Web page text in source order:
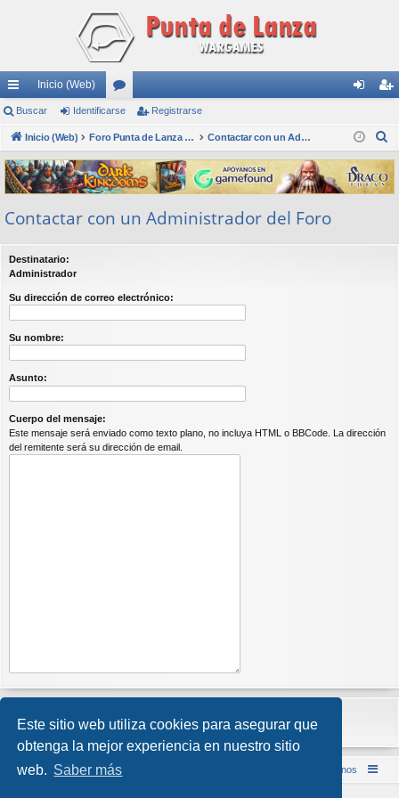
Este sitio web utiliza cookies para asegurar que
obtenga la mejor experiencia en nuestro sitio
web. Saber más
nl
ac
es
rá
pi
do
s
Inicio (Web)
or
os nti
fic
ar
ist
ra
rs
Buscar Identificarse Registrarse
Inicio (Web) Foro Punta de Lanza Wargames Contactar con un Administrador del Foro
s
c
Contactar con un Administrador del Foro
Destinatario:
Administrador
Su dirección de correo electrónico:
Su nombre:
Asunto:
Cuerpo del mensaje:
Este mensaje será enviado como texto plano, no incluya HTML o BBCode. La dirección
del remitente será su dirección de email.
Inicio (Web) Foro Punta de Lanza Wargames Contáctenos